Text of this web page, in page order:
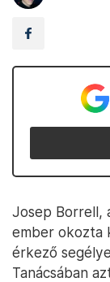
Josep Borrell,
ember okozta
érkező
Tanácsában